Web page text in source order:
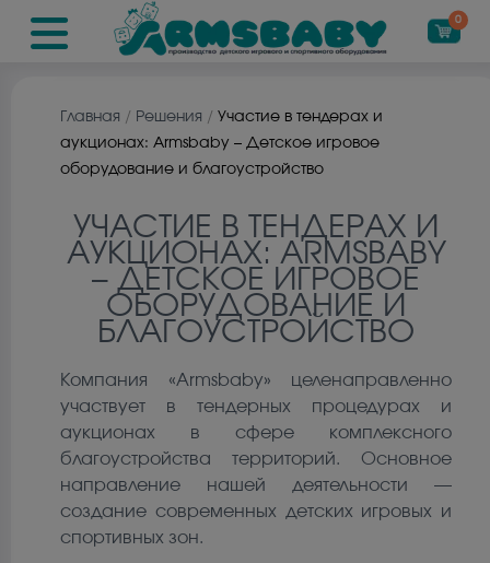
0
Главная / Решения / Участие в тендерах и
аукционах: Armsbaby – Детское игровое
оборудование и благоустройство
УЧАСТИЕ В ТЕНДЕРАХ И
АУКЦИОНАХ: ARMSBABY
– ДЕТСКОЕ ИГРОВОЕ
ОБОРУДОВАНИЕ И
БЛАГОУСТРОЙСТВО
Компания «Armsbaby» целенаправленно
участвует в тендерных процедурах и
аукционах в сфере комплексного
благоустройства территорий. Основное
направление нашей деятельности —
создание современных детских игровых и
спортивных зон.